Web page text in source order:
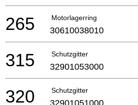
Motorlagerring
265 30610038010
Schutzgitter
315 32901053000
Schutzgitter
320 32901051000